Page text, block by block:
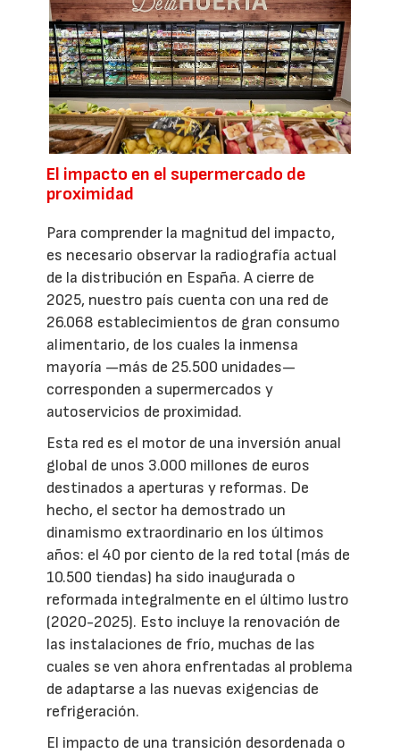
El impacto en el supermercado de
proximidad
Para comprender la magnitud del impacto,
es necesario observar la radiografía actual
de la distribución en España. A cierre de
2025, nuestro país cuenta con una red de
26.068 establecimientos de gran consumo
alimentario, de los cuales la inmensa
mayoría —más de 25.500 unidades—
corresponden a supermercados y
autoservicios de proximidad.
Esta red es el motor de una inversión anual
global de unos 3.000 millones de euros
destinados a aperturas y reformas. De
hecho, el sector ha demostrado un
dinamismo extraordinario en los últimos
años: el 40 por ciento de la red total (más de
10.500 tiendas) ha sido inaugurada o
reformada integralmente en el último lustro
(2020-2025). Esto incluye la renovación de
las instalaciones de frío, muchas de las
cuales se ven ahora enfrentadas al problema
de adaptarse a las nuevas exigencias de
refrigeración.
El impacto de una transición desordenada o